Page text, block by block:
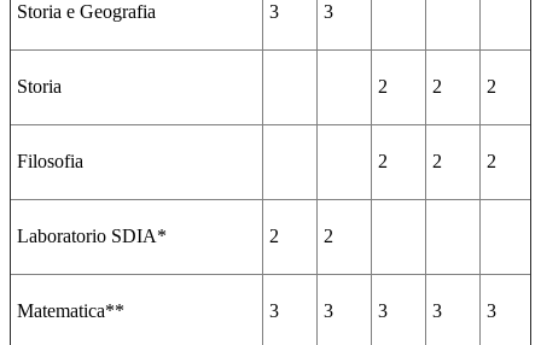
Storia e Geografia 3 3
Storia 2 2 2
Filosofia 2 2 2
Laboratorio SDIA* 2 2
Matematica** 3 3 3 3 3